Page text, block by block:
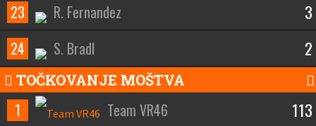
23 R. Fernandez 3
24 S. Bradl 2
TOČKOVANJE MOŠTVA
1 Team VR46 113